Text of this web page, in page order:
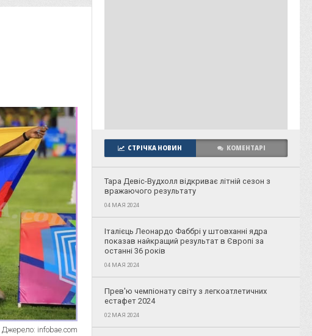
Джерело: infobae.com
СТРІЧКА НОВИН КОМЕНТАРІ
Тара Девіс-Вудхолл відкриває літній сезон з
вражаючого результату
04 МАЯ 2024
Італієць Леонардо Фаббрі у штовханні ядра
показав найкращий результат в Європі за
останні 36 років
04 МАЯ 2024
Прев'ю чемпіонату світу з легкоатлетичних
естафет 2024
02 МАЯ 2024